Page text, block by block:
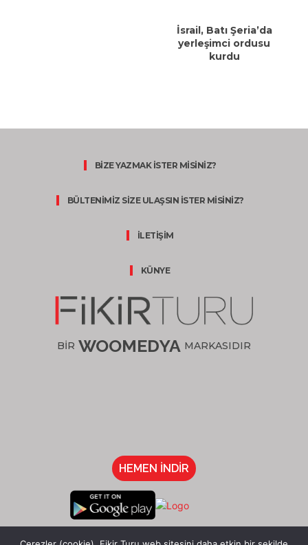
İsrail, Batı Şeria’da
yerleşimci ordusu
kurdu
BİZE YAZMAK İSTER MİSİNİZ?
BÜLTENİMİZ SİZE ULAŞSIN İSTER MİSİNİZ?
İLETİŞİM
KÜNYE
BİR WOOMEDYA MARKASIDIR
HEMEN İNDİR